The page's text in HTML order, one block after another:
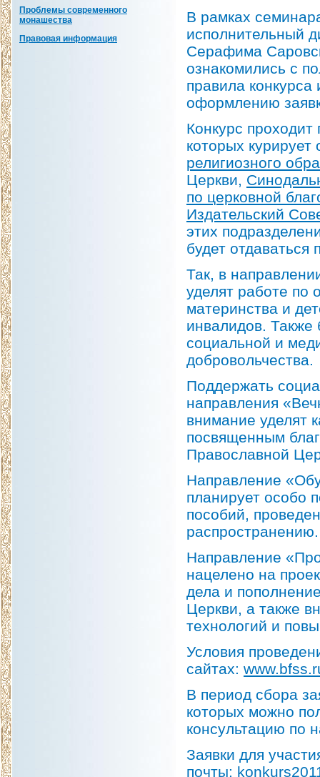
Проблемы современного
монашества
Правовая информация
В рамках
исполнительный
Серафима
ознакомились с
правила конкурса
оформлению
Конкурс
которых
религиозного
Церкви,
по церковной
Издательский
этих
будет отдаваться
Так, в
уделят работе по
материнства и
инвалидов.
социальной и
добровольчества.
Поддержать
направления
внимание уделят
посвященным
Православной
Направление
планирует особо
пособий,
распространению.
Направление
нацелено на
дела и
Церкви, а также
технологий и
Условия
сайтах:
В период сбора
которых можно
консультацию по
Заявки для
почты: